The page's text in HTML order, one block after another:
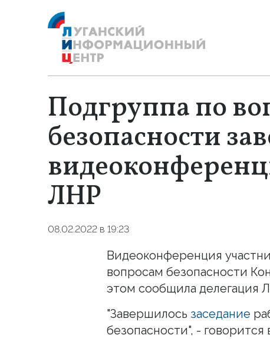
Подгруппа по
безопасности
ЛНР
08.02.2022 в 19:23
Видеоконференция
вопросам безопасности
этом сообщила делегация
"Завершилось заседание
безопасности", -